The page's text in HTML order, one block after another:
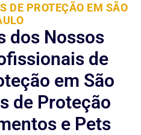
DE PROTEÇÃO EM SÃO
dos Nossos
de
em São
de Proteção
e Pets